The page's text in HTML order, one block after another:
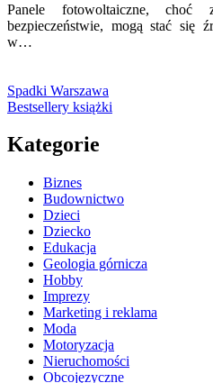
Panele fotowoltaiczne,
bezpieczeństwie, mogą stać się
w…
Spadki Warszawa
Bestsellery książki
Kategorie
Biznes
Budownictwo
Dzieci
Dziecko
Edukacja
Geologia górnicza
Hobby
Imprezy
Marketing i reklama
Moda
Motoryzacja
Nieruchomości
Obcojęzyczne